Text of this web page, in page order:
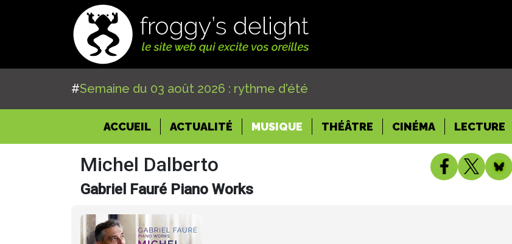
#Semaine du 03 août 2026 : rythme d'été
ACCUEIL(CURRENT)
ACTUALITÉ MUSIQUE THÉÂTRE CINÉMA LECTURE
Michel Dalberto
Gabriel Fauré Piano Works